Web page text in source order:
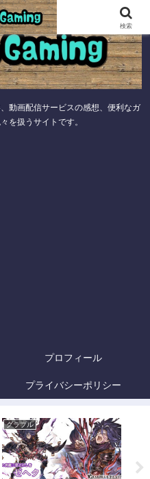
動画配信サービスの感想、便利なガ
を扱うサイトです。
プロフィール
プライバシーポリシー
グラブル
検索